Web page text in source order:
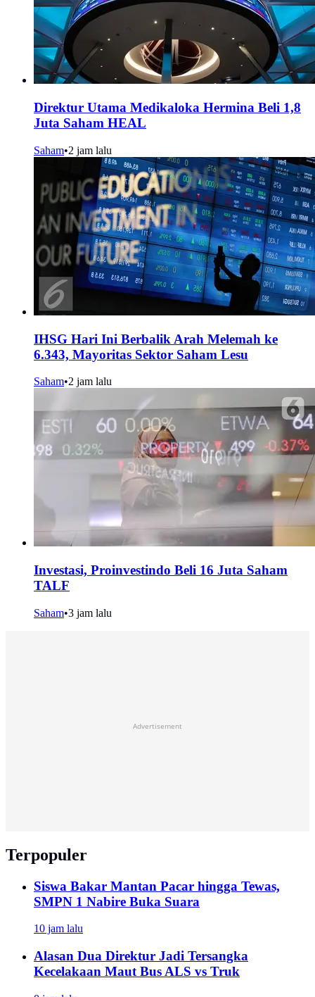
Direktur Utama Medikaloka Hermina Beli 1,8
Juta Saham HEAL
Saham•2 jam lalu
IHSG Hari Ini Berbalik Arah Melemah ke
6.343, Mayoritas Sektor Saham Lesu
Saham•2 jam lalu
Investasi, Proinvestindo Beli 16 Juta Saham
TALF
Saham•3 jam lalu
Advertisement
Terpopuler
Siswa Bakar Mantan Pacar hingga Tewas,
SMPN 1 Nabire Buka Suara
10 jam lalu
Alasan Dua Direktur Jadi Tersangka
Kecelakaan Maut Bus ALS vs Truk